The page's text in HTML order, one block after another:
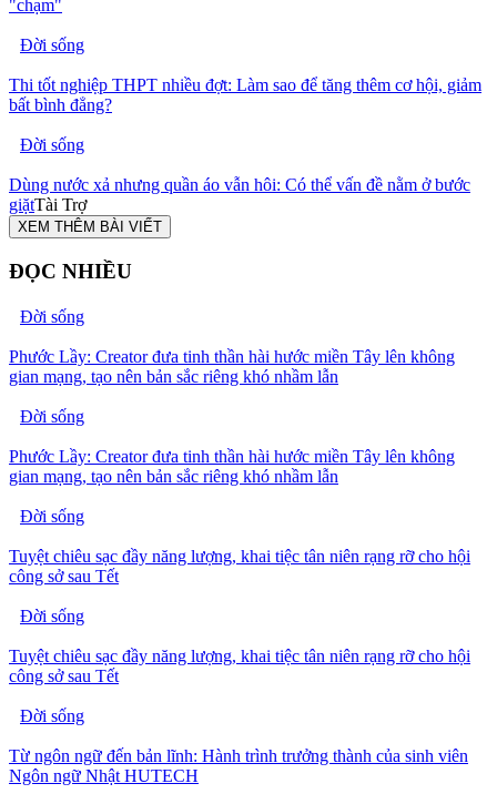
"chạm"
Đời sống
Thi tốt nghiệp THPT nhiều đợt: Làm sao để tăng thêm cơ hội, giảm
bất bình đẳng?
Đời sống
Dùng nước xả nhưng quần áo vẫn hôi: Có thể vấn đề nằm ở bước
giặtTài Trợ
XEM THÊM BÀI VIẾT
ĐỌC NHIỀU
Đời sống
Phước Lầy: Creator đưa tinh thần hài hước miền Tây lên không
gian mạng, tạo nên bản sắc riêng khó nhầm lẫn
Đời sống
Phước Lầy: Creator đưa tinh thần hài hước miền Tây lên không
gian mạng, tạo nên bản sắc riêng khó nhầm lẫn
Đời sống
Tuyệt chiêu sạc đầy năng lượng, khai tiệc tân niên rạng rỡ cho hội
công sở sau Tết
Đời sống
Tuyệt chiêu sạc đầy năng lượng, khai tiệc tân niên rạng rỡ cho hội
công sở sau Tết
Đời sống
Từ ngôn ngữ đến bản lĩnh: Hành trình trưởng thành của sinh viên
Ngôn ngữ Nhật HUTECH